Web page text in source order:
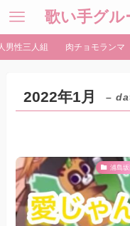
歌い手グル
男性三人組 肉チョモランマ
2022年1月 –
浦島